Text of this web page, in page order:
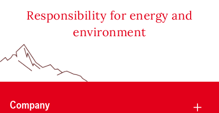
Responsibility for energy and
environment
Company